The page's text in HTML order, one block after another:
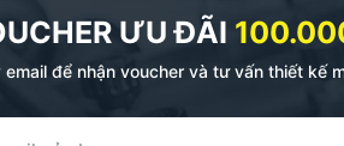
ƯU ĐÃI
để nhận voucher và tư vấn thiết kế